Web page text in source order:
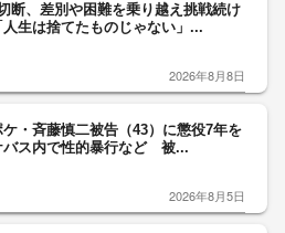
断、差別や困難を乗り越え挑戦続け
生は捨てたものじゃない」...
2026年8月8日
・斉藤慎二被告（43）に懲役7年を
ス内で性的暴行など 被...
2026年8月5日